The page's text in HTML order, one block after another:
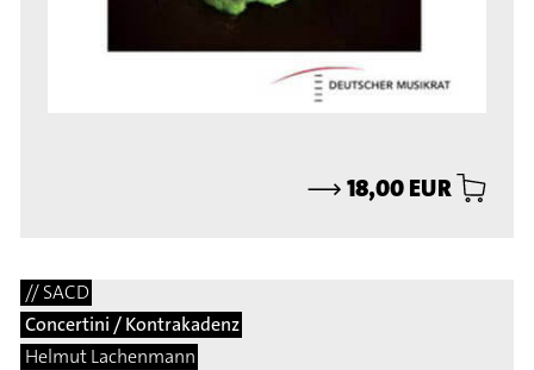
⟶18,00 EUR
// SACD
Concertini / Kontrakadenz
Helmut Lachenmann